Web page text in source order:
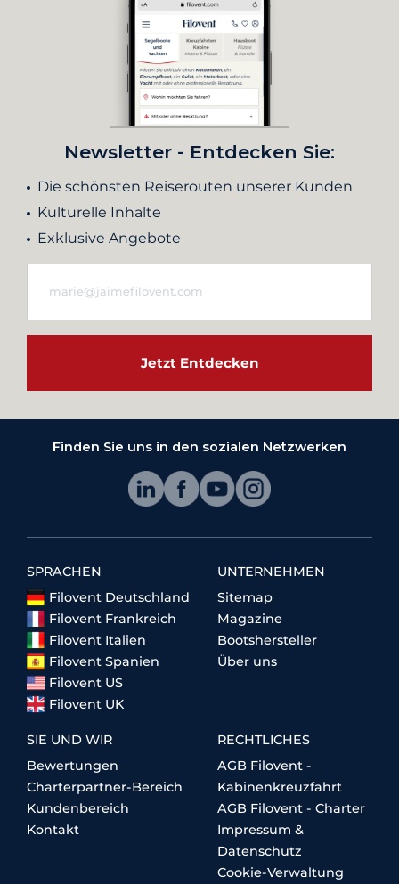
Newsletter - Entdecken Sie:
Die schönsten Reiserouten unserer Kunden
Kulturelle Inhalte
Exklusive Angebote
Jetzt Entdecken
Finden Sie uns in den sozialen Netzwerken
SPRACHEN
Filovent Deutschland
Filovent Frankreich
Filovent Italien
Filovent Spanien
Filovent US
Filovent UK
UNTERNEHMEN
Sitemap
Magazine
Bootshersteller
Über uns
SIE UND WIR
Bewertungen
Charterpartner-Bereich
Kundenbereich
Kontakt
RECHTLICHES
AGB Filovent -
Kabinenkreuzfahrt
AGB Filovent - Charter
Impressum &
Datenschutz
Cookie-Verwaltung